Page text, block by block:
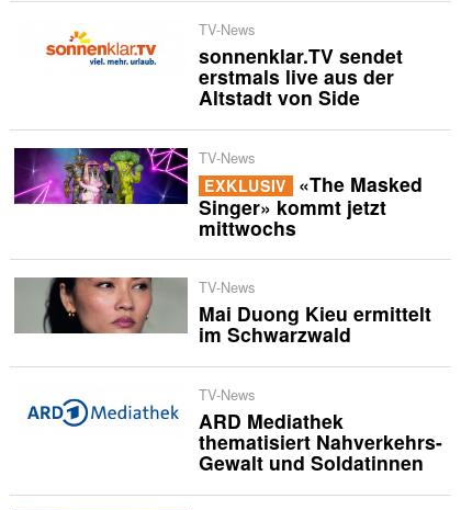
TV-News
sonnenklar.TV sendet
erstmals live aus der
Altstadt von Side
TV-News
EXKLUSIV «The Masked
Singer» kommt jetzt
mittwochs
TV-News
Mai Duong Kieu ermittelt
im Schwarzwald
TV-News
ARD Mediathek
thematisiert Nahverkehrs-
Gewalt und Soldatinnen